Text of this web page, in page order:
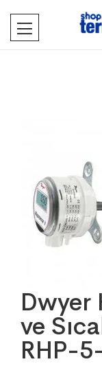
Dwyer
ve
RHP-